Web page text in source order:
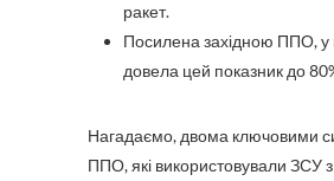
ракет.
Посилена західною ППО, у
довела цей показник до
Нагадаємо, двома ключовими
ППО, які використовували ЗСУ з